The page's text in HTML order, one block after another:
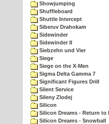
Showjumping
Shuffleboard
Shuttle Intercept
Siberuv Drahokam
Sidewinder
Sidewinder II
Siebzehn und Vier
Siege
Siege on the X-Men
Sigma Delta Gamma 7
Significant Figures Drill
Silent Service
Sileny Zlodej
Silicon
Silicon Dreams - Return to
Silicon Dreams - Snowball